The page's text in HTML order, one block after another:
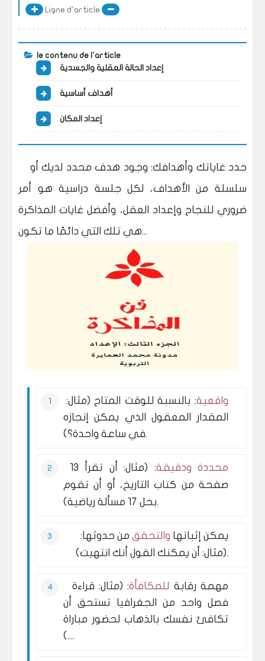
Ligne d'article
le contenu de l'article
إعداد الحالة العقلية والجسدية
أهداف أساسية
إعداد المكان
حدد غاياتك وأهدافك: وجود هدف محدد لديك أو
سلسلة من الأهداف، لكل جلسة دراسية هو أمر
ضروري للنجاح وإعداد العقل، وأفضل غايات المذاكرة
هي تلك التي دائمًا ما تكون...
واقعية: بالنسبة للوقت المتاح (مثال:
المقدار المعقول الذي يمكن إنجازه
في ساعة واحدة؟).
محددة ودقيقة
: (مثال: أن تقرأ 13
صفحة من كتاب التاريخ، أو أن تقوم
بحل 17 مسألة رياضية).
يمكن إثباتها والتحقق من حدوثها:
(مثال: أن يمكنك القول أنك انتهيت).
مهمة رقابة للمكافأة: (مثال: قراءة
فصل واحد من الجغرافيا تستحق أن
تكافئ نفسك بالذهاب لحضور مباراة
...).